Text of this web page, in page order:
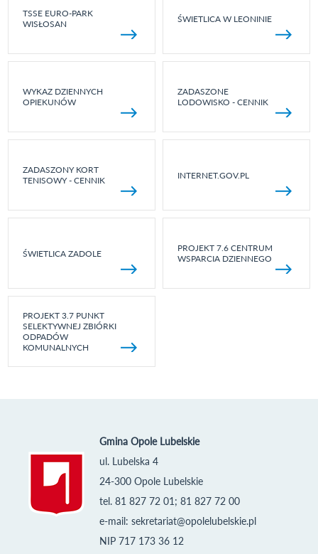
TSSE EURO-PARK
WISŁOSAN
ŚWIETLICA W LEONINIE
WYKAZ DZIENNYCH
OPIEKUNÓW
ZADASZONE
LODOWISKO - CENNIK
ZADASZONY KORT
TENISOWY - CENNIK
INTERNET.GOV.PL
ŚWIETLICA ZADOLE
PROJEKT 7.6 CENTRUM
WSPARCIA DZIENNEGO
PROJEKT 3.7 PUNKT
SELEKTYWNEJ ZBIÓRKI
ODPADÓW
KOMUNALNYCH
Gmina Opole Lubelskie
ul. Lubelska 4
24-300 Opole Lubelskie
tel. 81 827 72 01; 81 827 72 00
e-mail: sekretariat@opolelubelskie.pl
NIP 717 173 36 12